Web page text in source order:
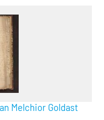
Melchior Goldast